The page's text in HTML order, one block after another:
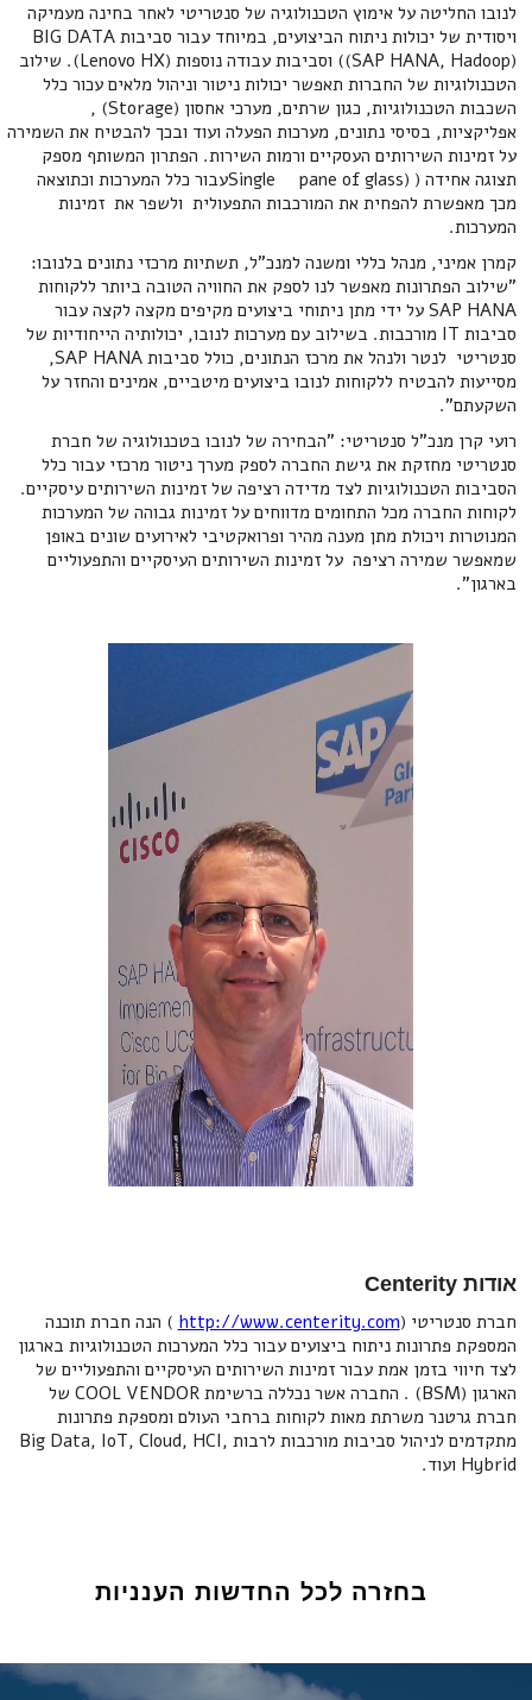
לנובו החליטה על אימוץ הטכנולוגיה של סנטריטי לאחר בחינה מעמיקה
ויסודית של יכולות ניתוח הביצועים, במיוחד עבור סביבות BIG DATA
(SAP HANA, Hadoop)) וסביבות עבודה נוספות (Lenovo HX). שילוב
הטכנולוגיות של החברות תאפשר יכולות ניטור וניהול מלאים עכור כלל
השכבות הטכנולוגיות, כגון שרתים, מערכי אחסון (Storage) ,
אפליקציות, בסיסי נתונים, מערכות הפעלה ועוד ובכך להבטיח את השמירה
על זמינות השירותים העסקיים ורמות השירות. הפתרון המשותף מספק
תצוגה אחידה ( (Single pane of glassעבור כלל המערכות וכתוצאה
מכך מאפשרת להפחית את המורכבות התפעולית ולשפר את זמינות
המערכות.
קמרן אמיני, מנהל כללי ומשנה למנכ"ל, תשתיות מרכזי נתונים בלנובו:
"שילוב הפתרונות מאפשר לנו לספק את החוויה הטובה ביותר ללקוחות
SAP HANA על ידי מתן ניתוחי ביצועים מקיפים מקצה לקצה עבור
סביבות IT מורכבות. בשילוב עם מערכות לנובו, יכולותיה הייחודיות של
סנטריטי לנטר ולנהל את מרכז הנתונים, כולל סביבות SAP HANA,
מסייעות להבטיח ללקוחות לנובו ביצועים מיטביים, אמינים והחזר על
השקעתם".
רועי קרן מנכ"ל סנטריטי: "הבחירה של לנובו בטכנולוגיה של חברת
סנטריטי מחזקת את גישת החברה לספק מערך ניטור מרכזי עבור כלל
הסביבות הטכנולוגיות לצד מדידה רציפה של זמינות השירותים עיסקיים.
לקוחות החברה מכל התחומים מדווחים על זמינות גבוהה של המערכות
המנוטרות ויכולת מתן מענה מהיר ופרואקטיבי לאירועים שונים באופן
שמאפשר שמירה רציפה על זמינות השירותים העיסקיים והתפעוליים
בארגון".
אודות Centerity
חברת סנטריטי (http://www.centerity.com ) הנה חברת תוכנה
המספקת פתרונות ניתוח ביצועים עבור כלל המערכות הטכנולוגיות בארגון
לצד חיווי בזמן אמת עבור זמינות השירותים העיסקיים והתפעוליים של
הארגון (BSM) . החברה אשר נכללה ברשימת COOL VENDOR של
חברת גרטנר משרתת מאות לקוחות ברחבי העולם ומספקת פתרונות
מתקדמים לניהול סביבות מורכבות לרבות Big Data, IoT, Cloud, HCI,
Hybrid ועוד.
בחזרה לכל החדשות הענניות